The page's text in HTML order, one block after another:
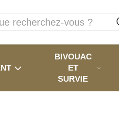
BIVOUAC
ET
SURVIE